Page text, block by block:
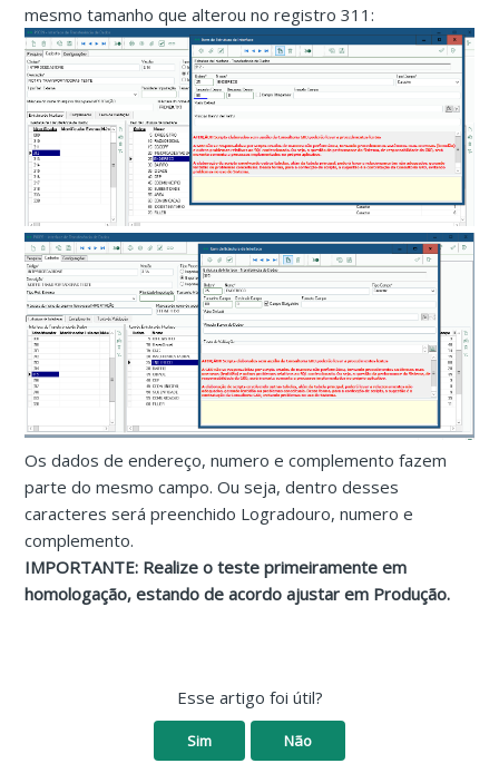
mesmo tamanho que alterou no registro 311:
Os dados de endereço, numero e complemento fazem
parte do mesmo campo. Ou seja, dentro desses
caracteres será preenchido Logradouro, numero e
complemento.
IMPORTANTE: Realize o teste primeiramente em
homologação, estando de acordo ajustar em Produção.
Esse artigo foi útil?
Sim Não